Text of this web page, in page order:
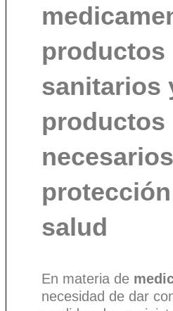
productos
sanitarios
productos
salud
En materia de
necesidad de dar